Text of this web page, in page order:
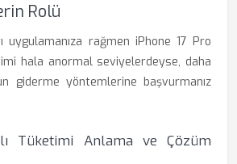
Rolü
uygulamanıza rağmen iPhone 17 Pro
hala anormal seviyelerdeyse, daha
giderme yöntemlerine başvurmanız
Tüketimi Anlama ve Çözüm